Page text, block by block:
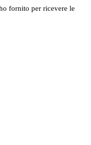
fornito per ricevere le